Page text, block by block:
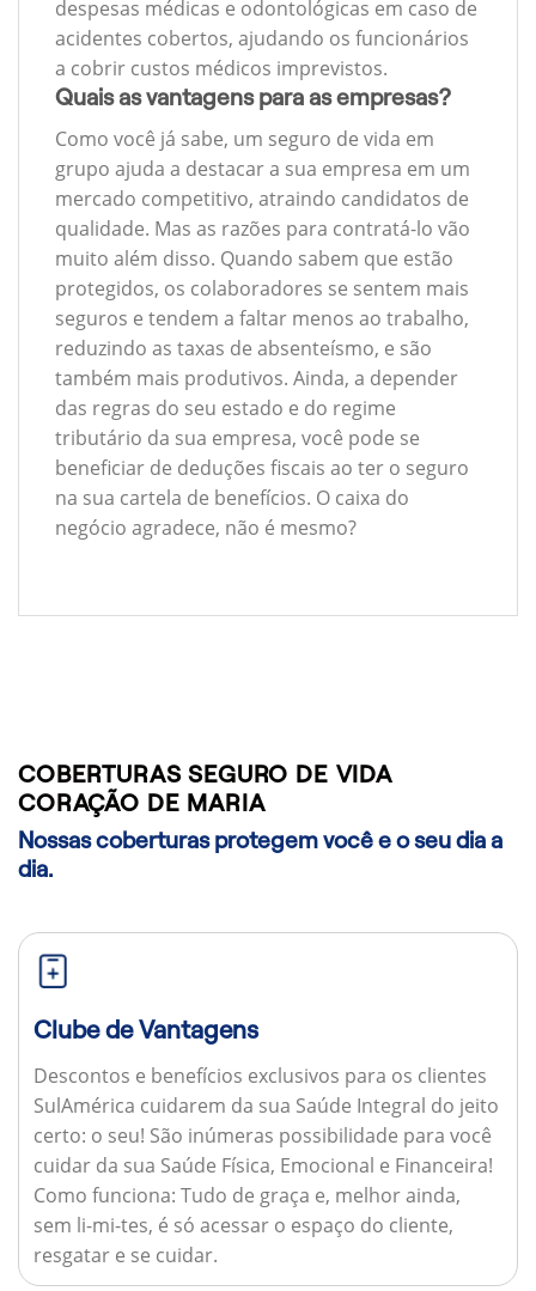
despesas médicas e odontológicas em caso de
acidentes cobertos, ajudando os funcionários
a cobrir custos médicos imprevistos.
Quais as vantagens para as empresas?
Como você já sabe, um seguro de vida em
grupo ajuda a destacar a sua empresa em um
mercado competitivo, atraindo candidatos de
qualidade. Mas as razões para contratá-lo vão
muito além disso. Quando sabem que estão
protegidos, os colaboradores se sentem mais
seguros e tendem a faltar menos ao trabalho,
reduzindo as taxas de absenteísmo, e são
também mais produtivos. Ainda, a depender
das regras do seu estado e do regime
tributário da sua empresa, você pode se
beneficiar de deduções fiscais ao ter o seguro
na sua cartela de benefícios. O caixa do
negócio agradece, não é mesmo?
COBERTURAS SEGURO DE VIDA
CORAÇÃO DE MARIA
Nossas coberturas protegem você e o seu dia a
dia.
Clube de Vantagens
Descontos e benefícios exclusivos para os clientes
SulAmérica cuidarem da sua Saúde Integral do jeito
certo: o seu! São inúmeras possibilidade para você
cuidar da sua Saúde Física, Emocional e Financeira!
Como funciona: Tudo de graça e, melhor ainda,
sem li-mi-tes, é só acessar o espaço do cliente,
resgatar e se cuidar.